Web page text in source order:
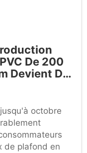
De 200
Devient De
Bolivie
octobre
de plafond en